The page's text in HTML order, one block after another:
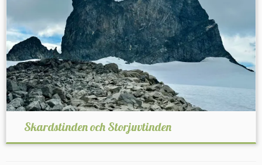
Skardstinden och Storjuvtinden